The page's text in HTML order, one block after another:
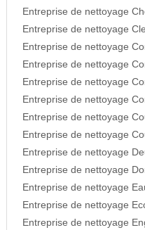
Entreprise de nettoyage
Entreprise de nettoyage
Entreprise de nettoyage
Entreprise de nettoyage
Entreprise de nettoyage
Entreprise de nettoyage
Entreprise de nettoyage
Entreprise de nettoyage
Entreprise de nettoyage
Entreprise de nettoyage
Entreprise de nettoyage
Entreprise de nettoyage
Entreprise de nettoyage